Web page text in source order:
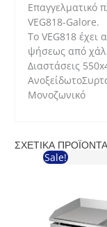
Επαγγελματικό
VEG818-Galore.
To VEG818 έχει
ψήσεως από
Διαστάσεις
Μονοζωνικό
ΣΧΕΤΙΚΆ ΠΡΟΪΌΝΤΑ
Sale!